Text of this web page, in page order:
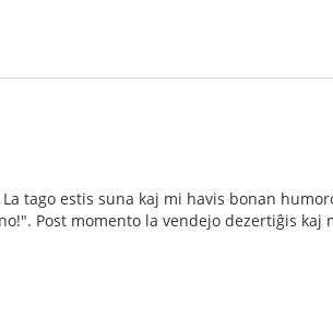
tago estis suna kaj mi havis bonan
Post momento la vendejo dezertiĝis kaj